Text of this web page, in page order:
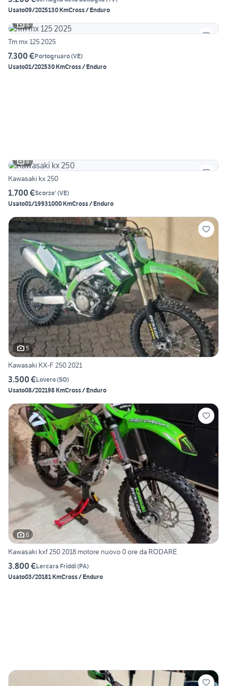
Usato09/2025130 KmCross / Enduro
4
Tm mx 125 2025
7.300 €Portogruaro(VE)
Usato01/202530 KmCross / Enduro
4
Kawasaki kx 250
1.700 €Scorze' (VE)
Usato01/19931000 KmCross / Enduro
5
Kawasaki KX-F 250 2021
3.500 €Lovero(SO)
Usato08/202198 KmCross / Enduro
6
Kawasaki kxf 250 2018 motore nuovo 0 ore da RODARE
3.800 €Lercara Friddi(PA)
Usato03/20181 KmCross / Enduro